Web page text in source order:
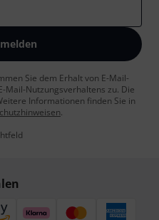
Sie dem Erhalt von E-Mail-
Mail-Nutzungsverhaltens zu. Die
Informationen finden Sie in
.